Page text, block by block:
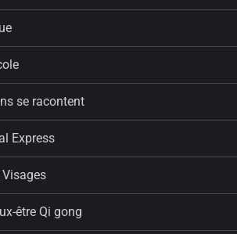
se racontent
Express
être Qi gong